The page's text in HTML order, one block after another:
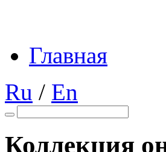
Главная
Ru / En
Коллекция